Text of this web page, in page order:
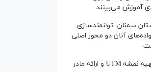
آموزش می‌بینند
سمنان: توانمندسازی
آنان دو محور اصلی
جزئیات ثبت ادعا، تهیه نقشه UTM و ارائه مادر